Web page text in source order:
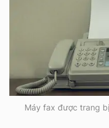
Máy fax được trang